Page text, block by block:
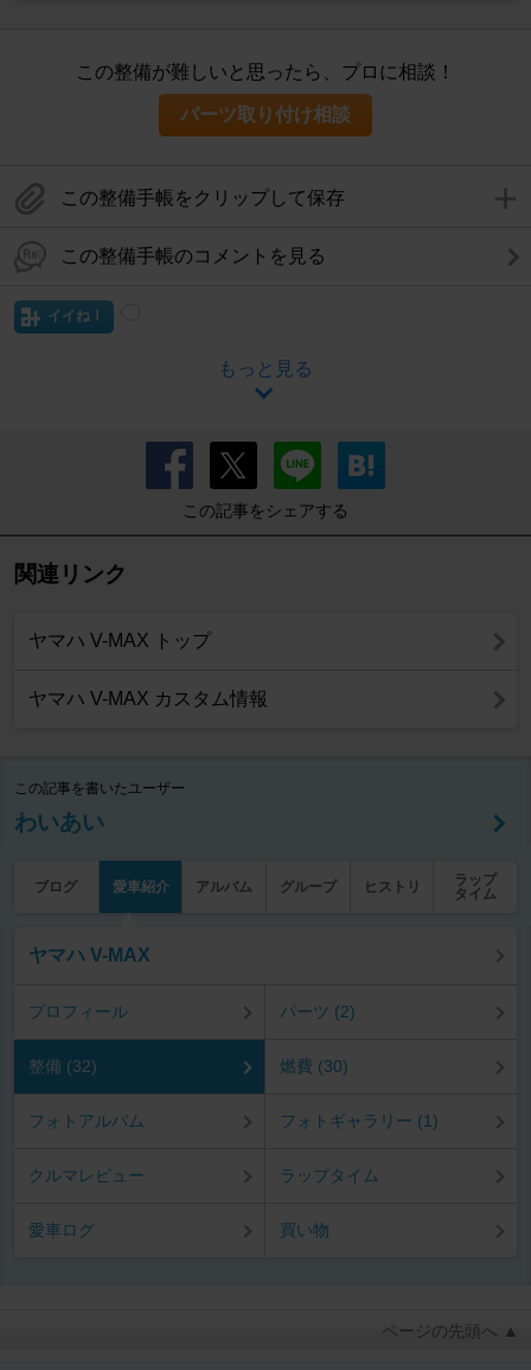
この整備が難しいと思ったら、プロに相談！
パーツ取り付け相談
この整備手帳をクリップして保存
この整備手帳のコメントを見る
イイね！
もっと見る
この記事をシェアする
関連リンク
ヤマハ V-MAX トップ
ヤマハ V-MAX カスタム情報
この記事を書いたユーザー
わいあい
ブログ 愛車紹介 アルバム グループ ヒストリ
ラップ
タイム
ヤマハ V-MAX
プロフィール パーツ (2)
整備 (32) 燃費 (30)
フォトアルバム フォトギャラリー (1)
クルマレビュー ラップタイム
愛車ログ 買い物
ページの先頭へ ▲